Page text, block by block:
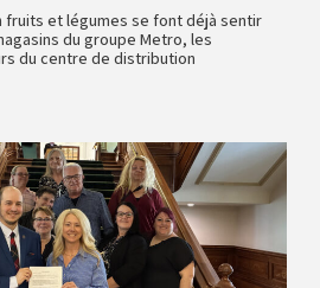
fruits et légumes se font déjà sentir
du groupe Metro, les
du centre de distribution